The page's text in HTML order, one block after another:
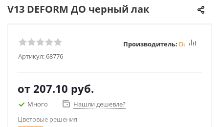
V13 DEFORM ДО черный лак
Артикул:68776
Производитель: Deform
от 207.10 руб.
Много
Нашли дешевле?
Цветовые решения